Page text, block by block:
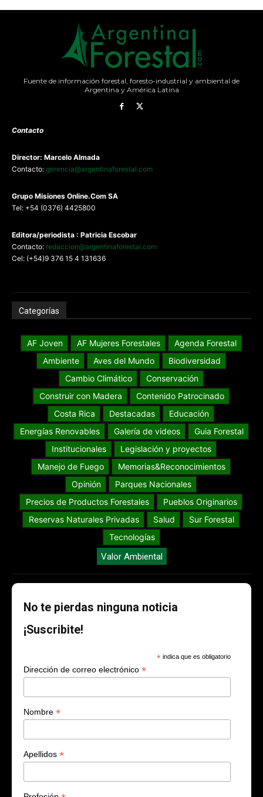
Fuente de información forestal, foresto-industrial y ambiental de
Argentina y América Latina
Contacto
Director: Marcelo Almada
Contacto: gerencia@argentinaforestal.com
Grupo Misiones Online.Com SA
Tel: +54 (0376) 4425800
Editora/periodista : Patricia Escobar
Contacto: redaccion@argentinaforestal.com
Cel: (+54)9 376 15 4 131636
Categorías
AF Joven AF Mujeres Forestales
Agenda Forestal
Ambiente
Aves del Mundo
Biodiversidad
Cambio Climático
Conservación
Construir con Madera
Contenido Patrocinado
Costa Rica
Destacadas
Educación
Energías Renovables
Galería de videos
Guia Forestal
Institucionales
Legislación y proyectos
Manejo de Fuego
Memorias&Reconocimientos
Opinión
Parques Nacionales
Precios de Productos Forestales
Pueblos Originarios
Reservas Naturales Privadas
Salud
Sur Forestal
Tecnologías
Valor Ambiental
No te pierdas ninguna noticia
¡Suscribite!
* indica que es obligatorio
Dirección de correo electrónico *
Nombre *
Apellidos *